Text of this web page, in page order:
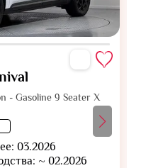
- Gasoline 9 Seater X
03.2026
~ 02.2026